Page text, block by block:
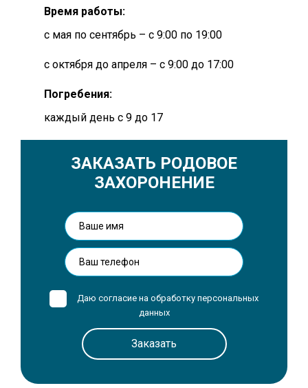
Время работы:
с мая по сентябрь – с 9:00 по 19:00
с октября до апреля – с 9:00 до 17:00
Погребения:
каждый день с 9 до 17
ЗАКАЗАТЬ РОДОВОЕ
ЗАХОРОНЕНИЕ
Даю согласие на обработку персональных
данных